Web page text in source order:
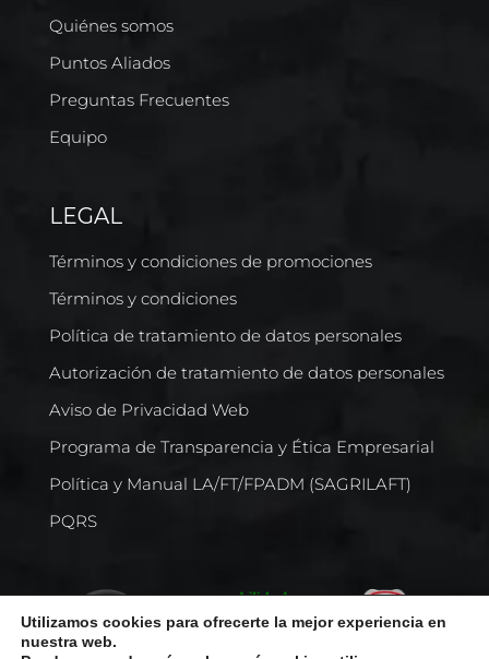
Quiénes somos
Puntos Aliados
Preguntas Frecuentes
Equipo
LEGAL
Términos y condiciones de promociones
Términos y condiciones
Política de tratamiento de datos personales
Autorización de tratamiento de datos personales
Aviso de Privacidad Web
Programa de Transparencia y Ética Empresarial
Política y Manual LA/FT/FPADM (SAGRILAFT)
PQRS
Utilizamos cookies para ofrecerte la mejor experiencia en
nuestra web.